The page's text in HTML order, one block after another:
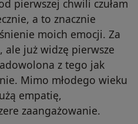
pierwszej chwili czułam
a to znacznie
moich emocji. Za
już widzę pierwsze
z tego jak
Mimo młodego wieku
empatię,
zaangażowanie.